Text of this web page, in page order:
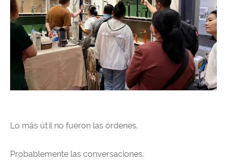
Lo más útil no fueron las órdenes.
Probablemente las conversaciones.